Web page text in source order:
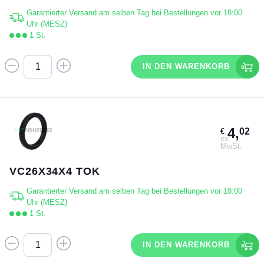
Garantierter Versand am selben Tag bei Bestellungen vor 18:00
Uhr (MESZ)
1 St.
IN DEN WARENKORB
€4,02
ex.
MwSt.
VC26X34X4 TOK
Garantierter Versand am selben Tag bei Bestellungen vor 18:00
Uhr (MESZ)
1 St.
IN DEN WARENKORB